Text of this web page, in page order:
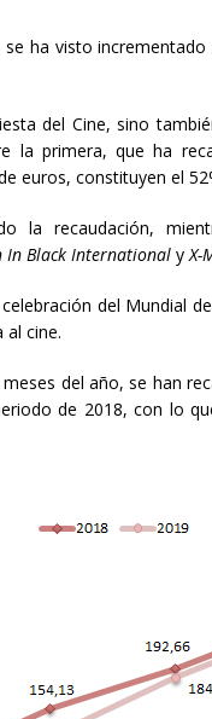
ha visto
del Cine, sino
la primera, que ha
euros, constituyen el
la recaudación,
In Black International yX-
del Mundial
al cine.
del año, se han
de 2018, con lo